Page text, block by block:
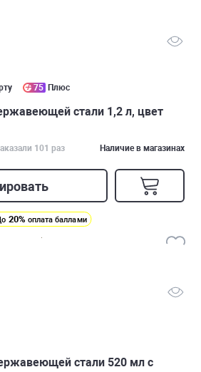
75 Плюс
стали 1,2 л, цвет
101 раз Наличие в магазинах
20% оплата баллами
стали 520 мл с